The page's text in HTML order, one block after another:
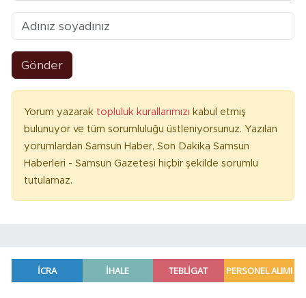
Gönder
Yorum yazarak topluluk kurallarımızı kabul etmiş
bulunuyor ve tüm sorumluluğu üstleniyorsunuz. Yazılan
yorumlardan Samsun Haber, Son Dakika Samsun
Haberleri - Samsun Gazetesi hiçbir şekilde sorumlu
tutulamaz.